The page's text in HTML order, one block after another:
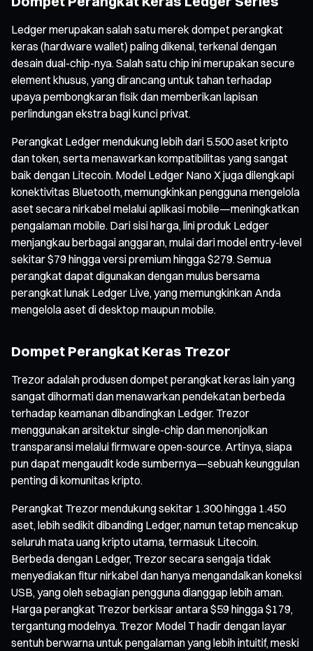
Ledger merupakan salah satu merek dompet perangkat
keras (hardware wallet) paling dikenal, terkenal dengan
desain dual-chip-nya. Salah satu chip ini merupakan secure
element khusus, yang dirancang untuk tahan terhadap
upaya pembongkaran fisik dan memberikan lapisan
perlindungan ekstra bagi kunci privat.
Perangkat Ledger mendukung lebih dari 5.500 aset kripto
dan token, serta menawarkan kompatibilitas yang sangat
baik dengan Litecoin. Model Ledger Nano X juga dilengkapi
konektivitas Bluetooth, memungkinkan pengguna mengelola
aset secara nirkabel melalui aplikasi mobile—meningkatkan
pengalaman mobile. Dari sisi harga, lini produk Ledger
menjangkau berbagai anggaran, mulai dari model entry-level
sekitar $79 hingga versi premium hingga $279. Semua
perangkat dapat digunakan dengan mulus bersama
perangkat lunak Ledger Live, yang memungkinkan Anda
mengelola aset di desktop maupun mobile.
Dompet Perangkat Keras Trezor
Trezor adalah produsen dompet perangkat keras lain yang
sangat dihormati dan menawarkan pendekatan berbeda
terhadap keamanan dibandingkan Ledger. Trezor
menggunakan arsitektur single-chip dan menonjolkan
transparansi melalui firmware open-source. Artinya, siapa
pun dapat mengaudit kode sumbernya—sebuah keunggulan
penting di komunitas kripto.
Perangkat Trezor mendukung sekitar 1.300 hingga 1.450
aset, lebih sedikit dibanding Ledger, namun tetap mencakup
seluruh mata uang kripto utama, termasuk Litecoin.
Berbeda dengan Ledger, Trezor secara sengaja tidak
menyediakan fitur nirkabel dan hanya mengandalkan koneksi
USB, yang oleh sebagian pengguna dianggap lebih aman.
Harga perangkat Trezor berkisar antara $59 hingga $179,
tergantung modelnya. Trezor Model T hadir dengan layar
sentuh berwarna untuk pengalaman yang lebih intuitif, meski